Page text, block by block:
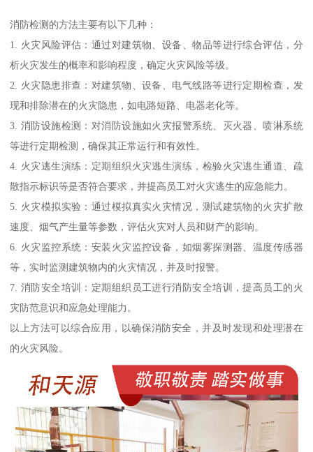
消防检测的方法主要有以下几种：
1. 火灾风险评估：通过对建筑物、设备、物品等进行综合评估，分
析火灾发生的概率和影响程度，确定火灾风险等级。
2. 火灾隐患排查：对建筑物、设备、电气线路等进行定期检查，发
现和排除潜在的火灾隐患，如电路短路、电器老化等。
3. 消防设施检测：对消防设施如火灾报警系统、灭火器、喷淋系统
等进行定期检测，确保其正常运行和有效性。
4. 火灾逃生演练：定期组织火灾逃生演练，检验火灾逃生通道、疏
散指示标识等是否符合要求，并提高员工对火灾逃生的应急能力。
5. 火灾模拟实验：通过模拟真实火灾情况，测试建筑物的火灾扩散
速度、烟气产生量等参数，评估火灾对人员和财产的影响。
6. 火灾监控系统：安装火灾监控设备，如烟雾探测器、温度传感器
等，实时监测建筑物内的火灾情况，并及时报警。
7. 消防安全培训：定期组织员工进行消防安全培训，提高员工的火
灾防范意识和应急处理能力。
以上方法可以综合应用，以确保消防安全，并及时发现和处理潜在
的火灾风险。